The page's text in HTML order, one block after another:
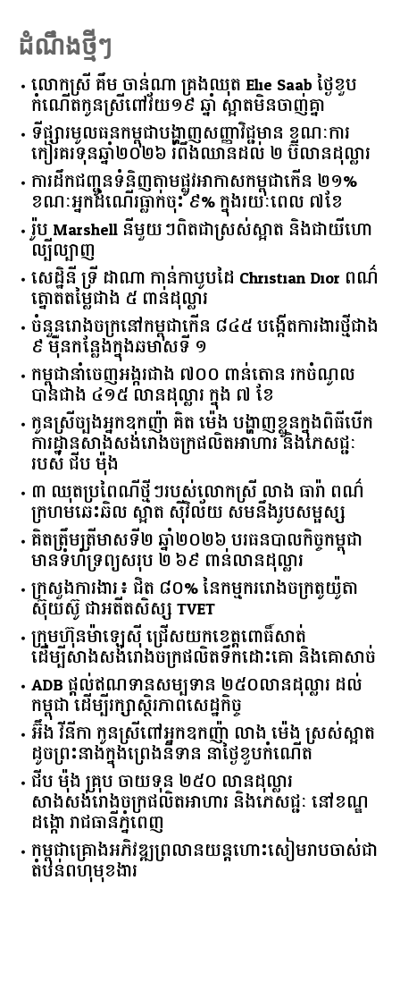
ដំណឹងថ្មីៗ
លោកស្រី គឹម ចាន់ណា គ្រងឈុត Elie Saab ថ្ងៃខួប
កំណើតកូនស្រីពៅវ័យ១៩ ឆ្នាំ ស្អាតមិនចាញ់គ្នា
ទីផ្សារ​មូលធន​កម្ពុជា​បង្ហាញ​សញ្ញា​វិជ្ជមាន​ ​ខណៈ​ការ​
កៀរគរ​ទុន​ឆ្នាំ​២០២៦​ ​រំពឹង​ឈានដល់​ ​២​ ​ប៊ីលាន​ដុល្លារ​
ការដឹកជញ្ជូនទំនិញតាមផ្លូវអាកាសកម្ពុជាកើន ២១%
ខណៈអ្នកដំណើរធ្លាក់ចុះ ៩% ក្នុងរយៈពេល ៧ខែ
រ៉ូប Marshell នីមួយៗពិតជាស្រស់ស្អាត និងជាយីហោ
ល្បីល្បាញ
សេដ្ឋិនី ទ្រី ដាណា កាន់កាបូបដៃ Christian Dior ពណ៌
ត្នោតតម្លៃជាង ៥ ពាន់ដុល្លារ
ចំនួន​រោងចក្រ​នៅ​កម្ពុជា​កើន​ ​៨៤៥​ ​បង្កើត​ការងារ​ថ្មី​ជាង​
​៩​ ​ម៉ឺន​កន្លែង​ក្នុង​ឆមាស​ទី ​១​
កម្ពុជានាំចេញអង្ករជាង ៧០០ ពាន់តោន រកចំណូល
បានជាង ៤១៥ លានដុល្លារ ក្នុង ៧ ខែ
កូនស្រីច្បងអ្នកឧកញ៉ា គិត ម៉េង បង្ហាញខ្លួនក្នុងពិធីបើក
ការដ្ឋានសាងសង់រោងចក្រផលិតអាហារ និងភេសជ្ជៈ
របស់ ជីប ម៉ុង
៣ ឈុតប្រពៃណីថ្មីៗរបស់លោកស្រី លាង ធារ៉ា ពណ៌
ក្រហមឆេះឆិល ស្អាត ​ស៊ីវិល័យ សមនឹងរូបសម្ផស្ស
គិត​ត្រឹមត្រីមាស​ទី​២​ ​ឆ្នាំ​២០២៦​ បរធន​បាលកិច្ច​កម្ពុជា​ ​
មាន​ទំហំ​ទ្រព្យ​សរុប​ ​២.៦៩​ ​ពាន់លាន​ដុល្លារ​
ក្រសួង​ការងារ​៖ ​ជិត​ ​៨០​% ​នៃ​កម្មករ​រោងចក្រ​តូយ៉ូតា ​
ស៊ុយ​ស៊ូ ​ជា​អតីត​សិស្ស​ ​TVET​
ក្រុមហ៊ុន​ម៉ាឡេស៊ី ជ្រើសយកខេត្ដពោធិ៍សាត់
ដើម្បីសាងសង់រោងចក្រផលិតទឹកដោះគោ និងគោសាច់
ADB ផ្តល់ឥណទានសម្បទាន ២៥០លានដុល្លារ ដល់
កម្ពុជា ដើម្បីរក្សាស្ថិរភាពសេដ្ឋកិច្ច
អ៊ឹង វីនីកា កូនស្រីពៅអ្នកឧកញ៉ា លាង ម៉េង ស្រស់ស្អាត
ដូចព្រះនាងក្នុងព្រេងនិទាន នាថ្ងៃខួបកំណើត
ជីប ម៉ុង គ្រុប ចាយទុន ២៥០ លានដុល្លារ
សាងសង់រោងចក្រផលិតអាហារ និងភេសជ្ជៈ នៅខណ្ឌ
ដង្កោ រាជធានីភ្នំពេញ
កម្ពុជា​គ្រោង​អភិវឌ្ឍ​ព្រលានយន្តហោះ​សៀមរាប​ចាស់​ជា​
តំបន់​ពហុ​មុខងារ​